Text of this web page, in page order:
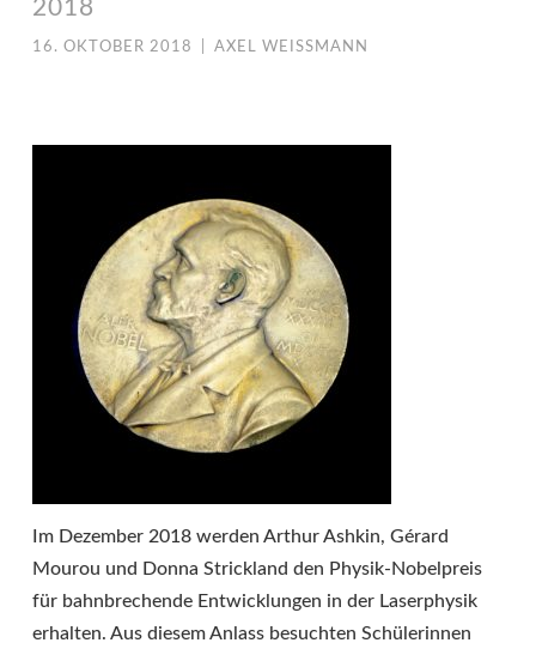
2018
16. OKTOBER 2018 AXEL WEISSMANN
Im Dezember 2018 werden Arthur Ashkin, Gérard
Mourou und Donna Strickland den Physik-Nobelpreis
für bahnbrechende Entwicklungen in der Laserphysik
erhalten. Aus diesem Anlass besuchten Schülerinnen